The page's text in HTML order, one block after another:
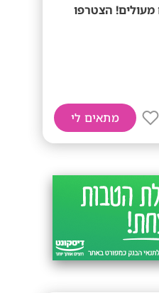
מעולים! הצטרפו
מתאים לי